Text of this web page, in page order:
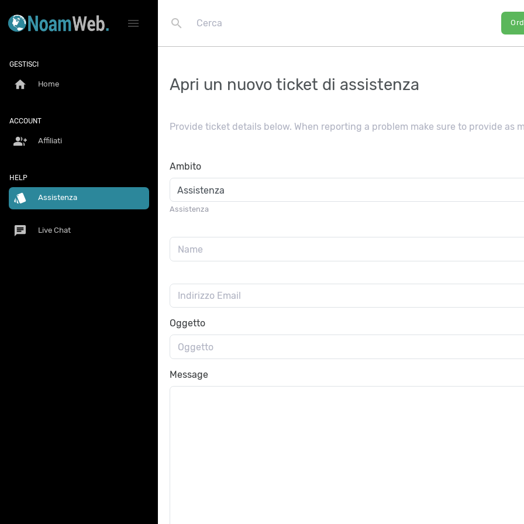
menu search
GESTISCI
home Home
ACCOUNT
group_add Affiliati
HELP
style Assistenza
chat Live Chat
Apri un nuovo ticket di assistenza
Provide ticket details below. When reporting a problem make sure to provide as
Ambito
Assistenza
Oggetto
Message